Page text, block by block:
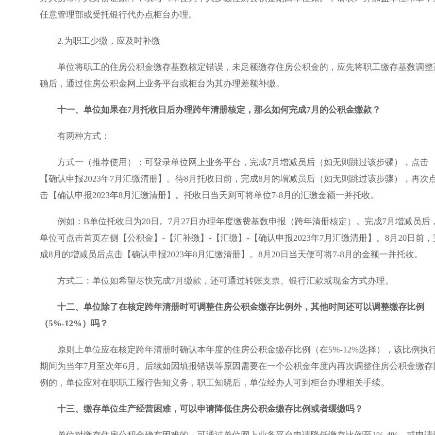
任意管理部或受托银行代办点柜台办理。
2.为职工少缴，应及时补缴
单位将职工的住房公积金缴存基数核定错误，未足额缴存住房公积金的，应先将职工缴存基数调整
确后，通过住房公积金网上业务平台或柜台为其办理差额补缴。
十一、单位如果在7月托收日后办理跨年清册核定，那么如何完成7月的公积金缴款？
有两种方式：
方式一（推荐使用）：可登录单位网上业务平台，完成7月增减员后（如无则跳过该步骤），点击
【确认申报2023年7月汇缴清册】。待8月托收日前，完成8月的增减员后（如无则跳过该步骤），再次
击【确认申报2023年8月汇缴清册】。托收日当天则可将单位7-8月的汇缴金额一并托收。
例如：B单位托收日为20日。7月27日办理年度缴费基数申报（跨年清册核定）。完成7月增减员后，
单位可点击首页左侧【公积金】-【汇补缴】-【汇缴】-【确认申报2023年7月汇缴清册】。8月20日前，
成8月的增减员后点击【确认申报2023年8月汇缴清册】。8月20日当天便可将7-8月的金额一并托收。
方式二：单位如希望尽快完成7月缴款，还可通过转账支票、银行汇款或现金方式办理。
十二、单位除了在核定跨年清册时可调整住房公积金缴存比例外，其他时间还可以调整缴存比例
（5%-12%）吗？
原则上单位应在核定跨年清册时确认本年度的住房公积金缴存比例（在5%-12%选择），该比例执
期间为当年7月至次年6月。后续如因填报错误等原因需要在一个公积金年度内再次调整住房公积金缴存
例的，单位应对在职职工履行告知义务，职工知晓后，单位经办人可到柜台办理相关手续。
十三、缴存单位生产经营困难， 可以申请降低住房公积金缴存比例或者缓缴吗 ？